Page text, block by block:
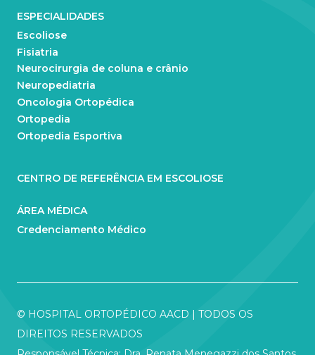
ESPECIALIDADES
Escoliose
Fisiatria
Neurocirurgia de coluna e crânio
Neuropediatria
Oncologia Ortopédica
Ortopedia
Ortopedia Esportiva
CENTRO DE REFERÊNCIA EM ESCOLIOSE
ÁREA MÉDICA
Credenciamento Médico
© HOSPITAL ORTOPÉDICO AACD | TODOS OS
DIREITOS RESERVADOS